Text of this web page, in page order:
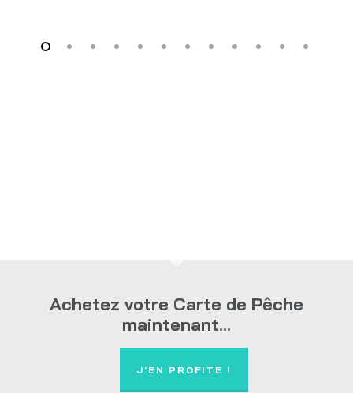
Achetez votre Carte de Pêche
maintenant...
J'EN PROFITE !